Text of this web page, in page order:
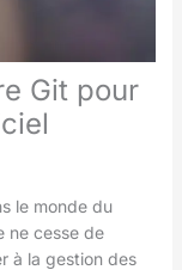
Git pour
le monde du
ne cesse de
à la gestion des